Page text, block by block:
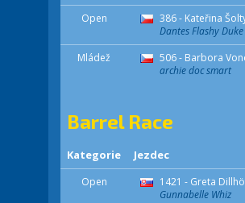
Open
386 - Kateřina
Dantes Flashy Duke
Mládež
506 - Barbora
archie doc smart
Barrel Race
Kategorie Jezdec
Open
1421 - Greta
Gunnabelle Whiz